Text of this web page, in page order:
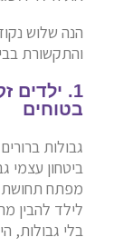
הנה שלוש
והתקשורת
1. ילדים
בטוחים
גבולות
ביטחון עצמי
מפתח תחושת
לילד להבין
בלי גבולות,